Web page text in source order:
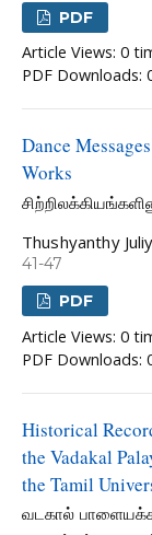
PDF
Article Views: 0
PDF Downloads:
Dance
Works
Thushyanthy
41-47
PDF
Article Views: 0
PDF Downloads:
Historical
the Vadakal
the Tamil
வடகால்